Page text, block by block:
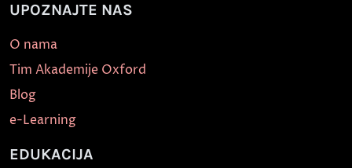
UPOZNAJTE NAS
O nama
Tim Akademije Oxford
Blog
e-Learning
EDUKACIJA